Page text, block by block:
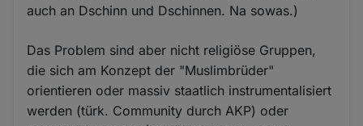
auch an Dschinn und Dschinnen. Na sowas.)
Das Problem sind aber nicht religiöse Gruppen,
die sich am Konzept der "Muslimbrüder"
orientieren oder massiv staatlich instrumentalisiert
werden (türk. Community durch AKP) oder